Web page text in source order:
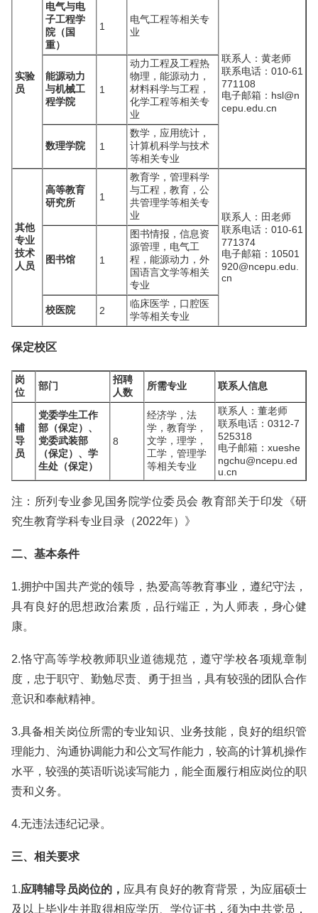
实验
员
电气与电
子工程学
院（国
重）
1
电气工程等相关专
业
联系人：黄老师
联系电话：010-61
771108
电子邮箱：hsl@n
cepu.edu.cn
能源动力
与机械工
程学院
1
动力工程及工程热
物理，能源动力，
材料科学与工程，
化学工程等相关专
业
数理学院 1
数学，应用统计，
计算机科学与技术
等相关专业
其他
专业
技术
人员
高等教育
研究所
1
教育学，管理科学
与工程，教育，公
共管理学等相关专
业
联系人：田老师
联系电话：010-61
771374
电子邮箱：10501
920@ncepu.edu.
cn
图书馆 1
图书情报，信息资
源管理，电气工
程，能源动力，外
国语言文学等相关
专业
校医院 2
临床医学，口腔医
学等相关专业
保定校区
岗
位
部门
招聘
人数
所需专业 联系人信息
辅
导
员
党委学生工作
部（保定）、
党委武装部
（保定）、学
生处（保定）
8
经济学，法
学，教育学，
文学，理学，
工学，管理学
等相关专业
联系人：董老师
联系电话：0312-7
525318
电子邮箱：xueshe
ngchu@ncepu.ed
u.cn
注：所列专业参见国务院学位委员会 教育部关于印发《研
究生教育学科专业目录（2022年）》
二、基本条件
1.拥护中国共产党的领导，热爱高等教育事业，遵纪守法，
具有良好的思想政治素质，品行端正，为人师表，身心健
康。
2.恪守高等学校教师职业道德规范，遵守学校各项规章制
度，忠于职守、勤勉尽责、勇于担当，具有较强的团队合作
意识和奉献精神。
3.具备相关岗位所需的专业知识、业务技能，良好的组织管
理能力、沟通协调能力和公文写作能力，较高的计算机操作
水平，较强的英语听说读写能力，能全面履行相应岗位的职
责和义务。
4.无违法违纪记录。
三、相关要求
1.应聘辅导员岗位的， 应具有良好的教育背景，为应届硕士
及以上毕业生并取得相应学历、学位证书，须为中共党员，